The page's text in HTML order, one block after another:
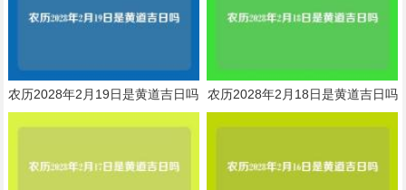
农历2028年2月19日是黄道吉日吗 农历2028年2月18日是黄道吉日吗